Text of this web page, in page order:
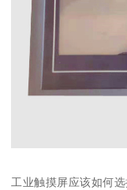
工业触摸屏应该如何